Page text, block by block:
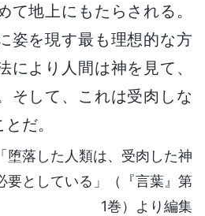
て地上にもたらされる。
姿を現す最も理想的な方
により人間は神を見て、
そして、これは受肉しな
だ。
堕落した人類は、受肉した神
要としている」（『言葉』第
1巻）より編集